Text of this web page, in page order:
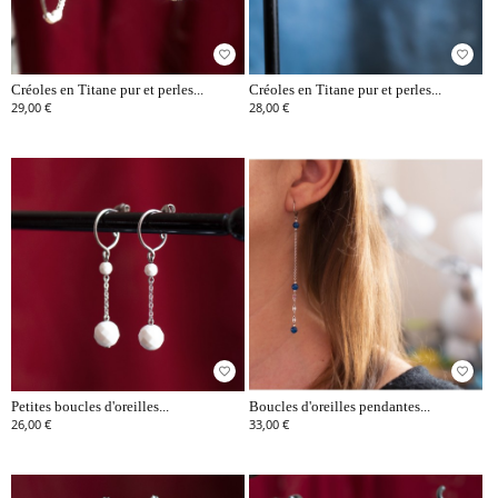
favorite_border
Créoles en Titane pur et perles...
29,00 €
favorite_border
Créoles en Titane pur et perles...
28,00 €
favorite_border
Petites boucles d'oreilles...
26,00 €
favorite_border
Boucles d'oreilles pendantes...
33,00 €